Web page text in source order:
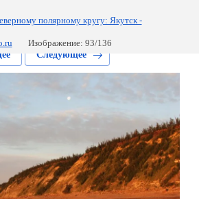
полярному кругу: Якутск -
Изображение: 93/136
Следующее